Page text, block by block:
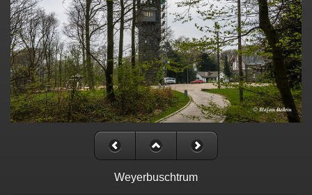
Weyerbuschtrum